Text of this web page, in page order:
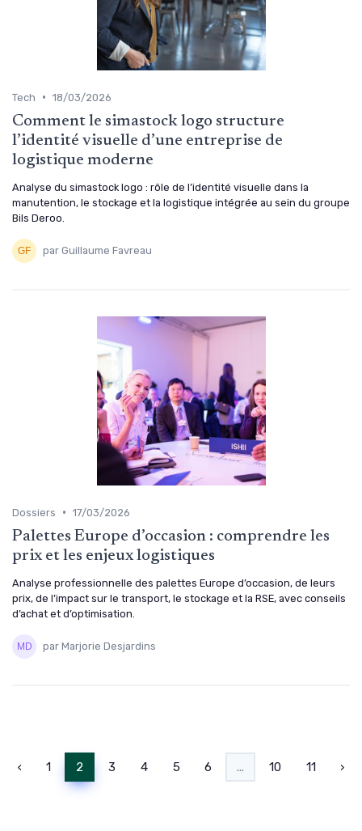
Tech • 18/03/2026
Comment le simastock logo structure
l’identité visuelle d’une entreprise de
logistique moderne
Analyse du simastock logo : rôle de l’identité visuelle dans la
manutention, le stockage et la logistique intégrée au sein du groupe
Bils Deroo.
par Guillaume Favreau
Dossiers • 17/03/2026
Palettes Europe d’occasion : comprendre les
prix et les enjeux logistiques
Analyse professionnelle des palettes Europe d’occasion, de leurs
prix, de l’impact sur le transport, le stockage et la RSE, avec conseils
d’achat et d’optimisation.
par Marjorie Desjardins
‹ 1 2 3 4 5 6 ... 10 11 ›